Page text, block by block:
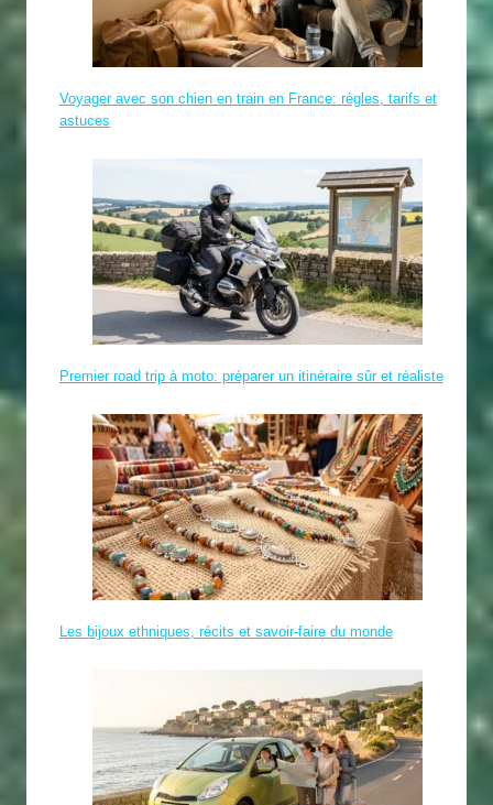
Voyager avec son chien en train en France: règles, tarifs et
astuces
Premier road trip à moto: préparer un itinéraire sûr et réaliste
Les bijoux ethniques, récits et savoir-faire du monde